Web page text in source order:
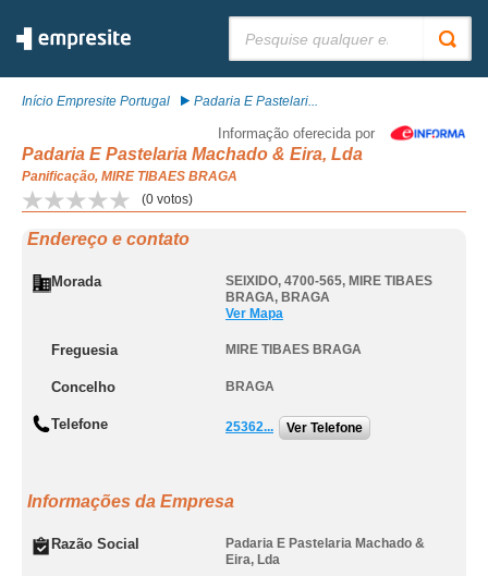
Início Empresite Portugal Padaria E Pastelari...
Informação oferecida por
Padaria E Pastelaria Machado & Eira, Lda
Panificação, MIRE TIBAES BRAGA
(0 votos)
Endereço e contato
Morada SEIXIDO, 4700-565, MIRE TIBAES
BRAGA, BRAGA
Ver Mapa
Freguesia MIRE TIBAES BRAGA
Concelho BRAGA
Telefone 25362... Ver Telefone
Informações da Empresa
Razão Social
Padaria E Pastelaria Machado &
Eira, Lda